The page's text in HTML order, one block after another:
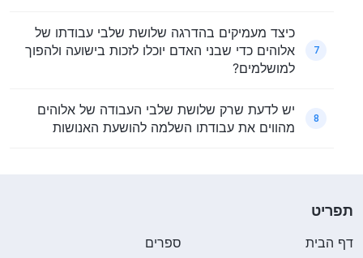
7
כיצד מעמיקים בהדרגה שלושת שלבי עבודתו של
אלוהים כדי שבני האדם יוכלו לזכות בישועה ולהפוך
למושלמים?
8
יש לדעת שרק שלושת שלבי העבודה של אלוהים
מהווים את עבודתו השלמה להושעת האנושות
תפריט
דף הבית
ספרים